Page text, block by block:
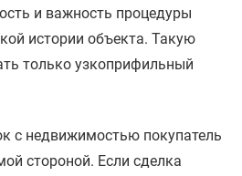
и важность процедуры
истории объекта. Такую
только узкоприфильный
с недвижимостью покупатель
стороной. Если сделка